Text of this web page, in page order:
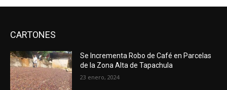
CARTONES
Se Incrementa Robo de Café en Parcelas
de la Zona Alta de Tapachula
23 enero, 2024